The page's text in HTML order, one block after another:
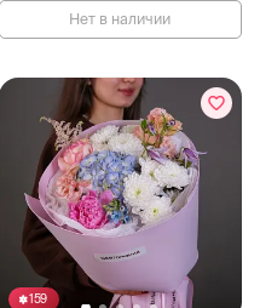
Нет в наличии
159